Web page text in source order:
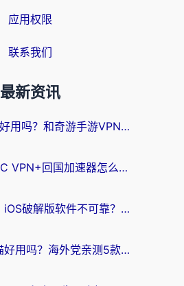
应用权限
联系我们
最新资讯
ChickCN VPN好用吗？和奇游手游VPN对比哪个回国效果更好？海外党亲测实用指南
海外党必看：PC VPN+回国加速器怎么选？无缝访问国内资源全攻略
海外党别踩坑！iOS破解版软件不可靠？教你选对回国加速器无缝看国内资源
雷神手游和快喵好用吗？海外党亲测5款回国加速器，附斧牛Bling对比+微信视频号解决办法